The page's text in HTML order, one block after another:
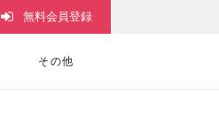
その他
無料会員登録